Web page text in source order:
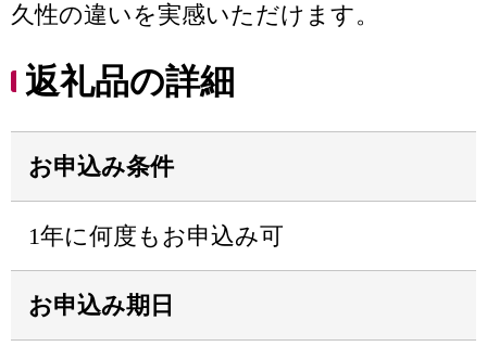
久性の違いを実感いただけます。
返礼品の詳細
お申込み条件
1年に何度もお申込み可
お申込み期日